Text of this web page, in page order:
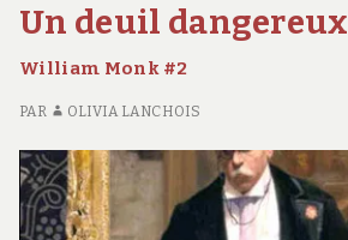
<SPAN
SUBTITLE">WILLIAM
Un deuil dangereux
William Monk #2
PAR OLIVIA LANCHOIS